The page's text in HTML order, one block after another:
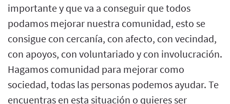
importante y que va a conseguir que todos
podamos mejorar nuestra comunidad, esto se
consigue con cercanía, con afecto, con vecindad,
con apoyos, con voluntariado y con involucración.
Hagamos comunidad para mejorar como
sociedad, todas las personas podemos ayudar. Te
encuentras en esta situación o quieres ser